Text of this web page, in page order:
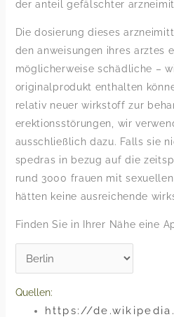
der anteil gefälschter
Die dosierung dieses
den anweisungen ihres arztes
möglicherweise schädliche –
originalprodukt enthalten
relativ neuer wirkstoff zur
erektionsstörungen, wir
ausschließlich dazu. Falls sie
spedras in bezug auf die
rund 3000 frauen mit
hätten keine ausreichende
Finden Sie in Ihrer Nähe eine
Quellen:
https://